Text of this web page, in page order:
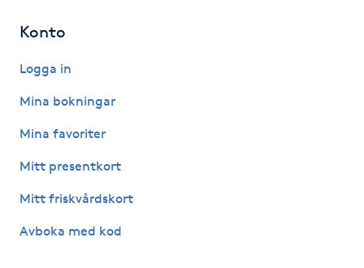
Katun fransar
Konto
Logga in
Mina bokningar
Mina favoriter
Mitt presentkort
Mitt friskvårdskort
Avboka med kod